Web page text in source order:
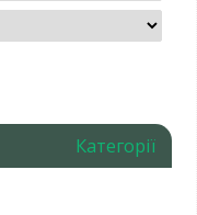
Категорії